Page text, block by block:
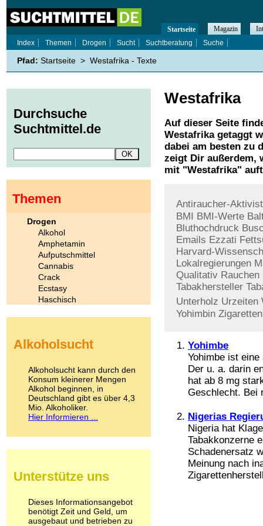
Westafrika
Auf dieser Seite
Westafrikagetaggt
dabei am besten zu
zeigt Dir außerdem,
mit "Westafrika"
Antiraucher-
BMI BMI-Werte
Bluthochdruck
Emails Ezzati
Harvard-
Lokalregierungen
Qualitativ Rauchen
Tabakhersteller
Unterholz Urzeiten
Yohimbin
Yohimbe
Yohimbe ist
Der u. a. darin
hat ab 8 mg
Geschlecht. Bei
Nigerias
Nigeria hat
Tabakkonzerne
Schadenersatz
Meinung nach
Startseite Magazin
Index
Themen Drogen Sucht Suchtberatung Suche
Pfad: Startseite > Westafrika - Texte
Durchsuche
Suchtmittel.de
Themen
Drogen
Alkohol
Amphetamin
Aufputschmittel
Cannabis
Crack
Ecstasy
Haschisch
Kokain
LSD
Marihuana
Medikamente
Meskalin
Metamphetamin
Methadon
Pilze
Psychopharmaka
Schlafmittel
Schmerzmittel
Alkoholsucht
Alkoholsucht kann durch den
Konsum kleinerer Mengen
Alkohol beginnen, in
Deutschland gibt es über 4,3
Mio. Alkoholiker.
Hier Informieren ...
Unterstütze uns
Dieses Informationsangebot
benötigt Zeit und Geld, um
ausgebaut und betrieben zu